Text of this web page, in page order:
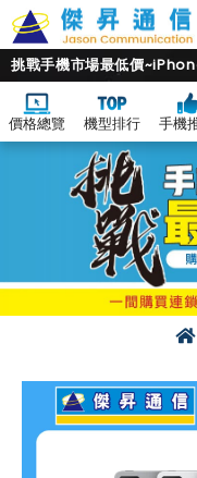
挑戰手機市場最低價
價格總覽 機型排行 手機